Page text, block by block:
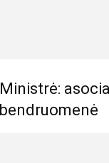
Ministrė:
bendruomenė